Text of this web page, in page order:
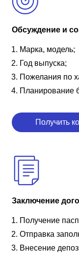
Обсуждение и
Марка, модель;
Год выпуска;
Пожелания по
Планирование
Получить
Заключение
Получение
Отправка
Внесение